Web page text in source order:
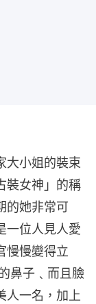
大小姐的裝束
裝女神」的稱
的她非常可
一位人見人愛
慢慢變得立
鼻子﹑而且臉
人一名，加上